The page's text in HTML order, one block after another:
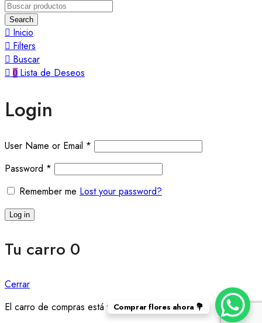
Search
Inicio
Filters
Buscar
0 Lista de Deseos
Login
User Name or Email *
Password *
Remember me Lost your password?
Log in
Tu carro 0
Cerrar
El carro de compras está vacíoComprar flores ahora 💐